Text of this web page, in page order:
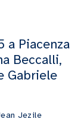
a Piacenza
Beccalli,
Gabriele
Jezile